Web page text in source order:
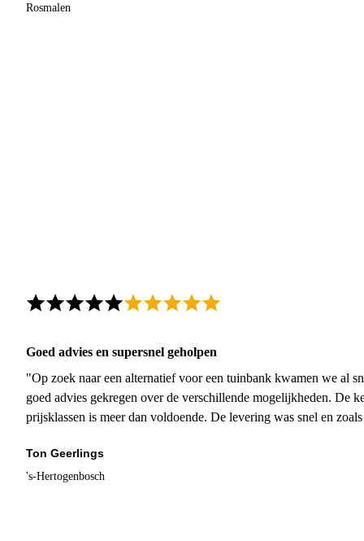
Rosmalen
Goed advies en supersnel geholpen
"Op zoek naar een alternatief voor een tuinbank kwamen we al
goed advies gekregen over de verschillende mogelijkheden. De
prijsklassen is meer dan voldoende. De levering was snel en
Ton Geerlings
's-Hertogenbosch